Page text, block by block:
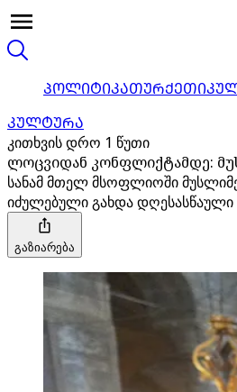
ᲞᲝᲚᲘᲢᲘᲙᲐᲗᲣᲠᲥᲔᲗᲘ
ᲙᲣᲚᲢᲣᲠᲐ
კითხვის დრო 1 წუთი
ლოცვიდან კონფლიქტამდე:
სანამ მთელ მსოფლიოში
იძულებული გახდა დღესასწაული
გაზიარება